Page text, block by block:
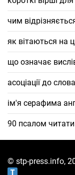
чим
як вітаються на
що означає
асоціації до
ім'я серафима
90 псалом читати
© stp-press.info,